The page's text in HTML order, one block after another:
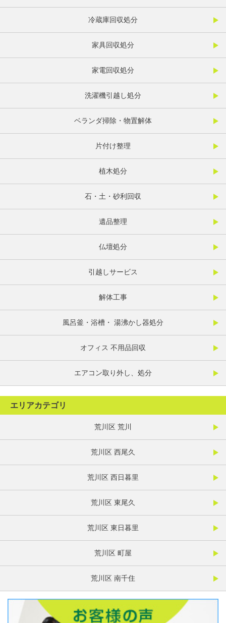
冷蔵庫回収処分
家具回収処分
家電回収処分
洗濯機引越し処分
ベランダ掃除・物置解体
片付け整理
植木処分
石・土・砂利回収
遺品整理
仏壇処分
引越しサービス
解体工事
風呂釜・浴槽・ 湯沸かし器処分
オフィス 不用品回収
エアコン取り外し、処分
エリアカテゴリ
荒川区 荒川
荒川区 西尾久
荒川区 西日暮里
荒川区 東尾久
荒川区 東日暮里
荒川区 町屋
荒川区 南千住